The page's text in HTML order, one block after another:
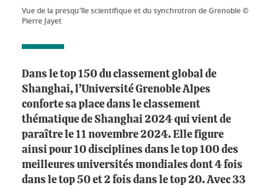
Vue de la presqu'île scientifique et du synchrotron de Grenoble ©
Pierre Jayet
Dans le top 150 du classement global de
Shanghai, l’Université Grenoble Alpes
conforte sa place dans le classement
thématique de Shanghai 2024 qui vient de
paraître le 11 novembre 2024. Elle figure
ainsi pour 10 disciplines dans le top 100 des
meilleures universités mondiales dont 4 fois
dans le top 50 et 2 fois dans le top 20. Avec 33